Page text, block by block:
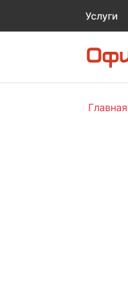
Услуги
Главная